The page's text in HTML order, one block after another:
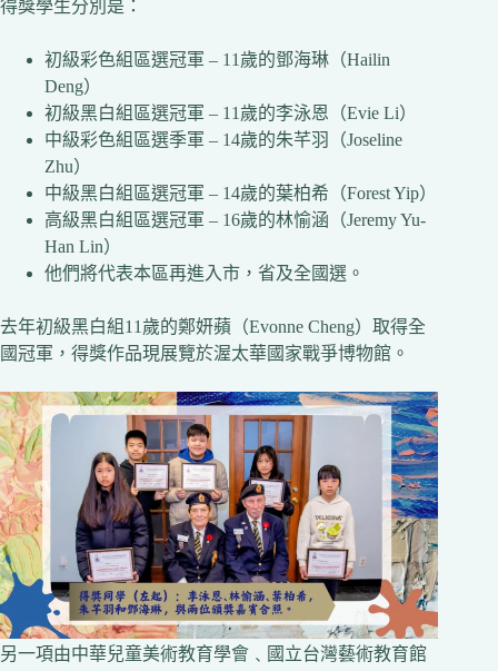
得獎學生分別是：
初級彩色組區選冠軍 – 11歲的鄧海琳（Hailin
Deng）
初級黑白組區選冠軍 – 11歲的李泳恩（Evie Li）
中級彩色組區選季軍 – 14歲的朱芊羽（Joseline
Zhu）
中級黑白組區選冠軍 – 14歲的葉柏希（Forest Yip）
高級黑白組區選冠軍 – 16歲的林愉涵（Jeremy Yu-
Han Lin）
他們將代表本區再進入市，省及全國選。
去年初級黑白組11歲的鄭妍蘋（Evonne Cheng）取得全
國冠軍，得獎作品現展覽於渥太華國家戰爭博物館。
另一項由中華兒童美術教育學會﹑國立台灣藝術教育館